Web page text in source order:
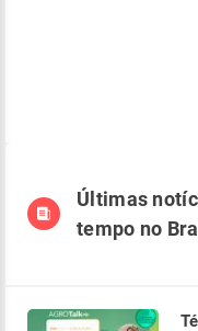
Últimas
tempo no